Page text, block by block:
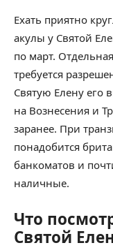
Ехать приятно
акулы у Святой
по март.
требуется
Святую Елену его
на Вознесения и
заранее. При
понадобится
банкоматов и
наличные.
Что
Святой